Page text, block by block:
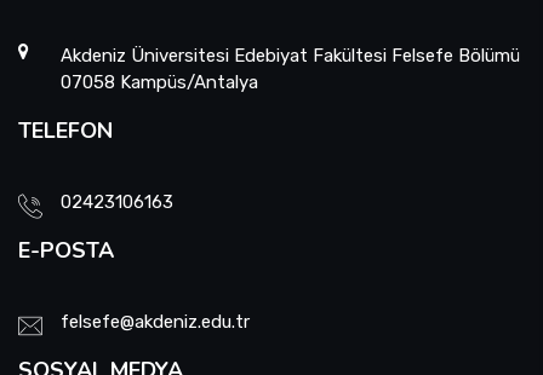
Akdeniz Üniversitesi Edebiyat Fakültesi Felsefe Bölümü
07058 Kampüs/Antalya
TELEFON
02423106163
E-POSTA
felsefe@akdeniz.edu.tr